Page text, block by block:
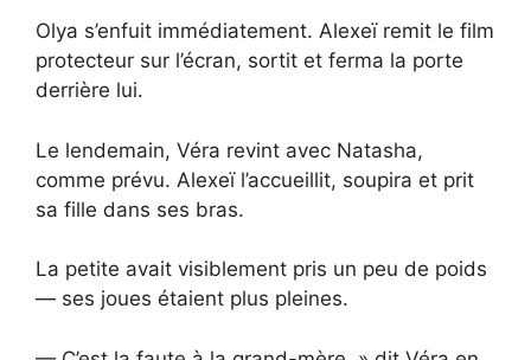
Olya s’enfuit immédiatement. Alexeï remit le film
protecteur sur l’écran, sortit et ferma la porte
derrière lui.
Le lendemain, Véra revint avec Natasha,
comme prévu. Alexeï l’accueillit, soupira et prit
sa fille dans ses bras.
La petite avait visiblement pris un peu de poids
— ses joues étaient plus pleines.